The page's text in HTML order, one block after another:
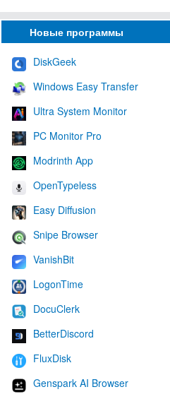
Новые программы
DiskGeek
Windows Easy Transfer
Ultra System Monitor
PC Monitor Pro
Modrinth App
OpenTypeless
Easy Diffusion
Snipe Browser
VanishBit
LogonTime
DocuClerk
BetterDiscord
FluxDisk
Genspark AI Browser